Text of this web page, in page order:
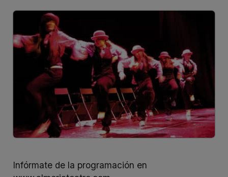
Infórmate de la programación en